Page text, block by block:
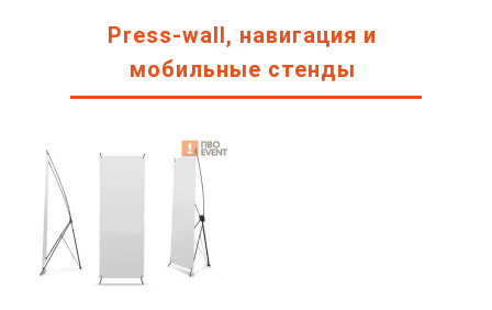
Press-wall, навигация и
мобильные стенды